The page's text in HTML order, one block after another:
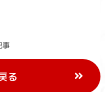
事
る